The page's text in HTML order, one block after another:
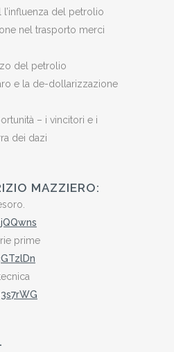
l’influenza del petrolio
nel trasporto merci
del petrolio
e la de-dollarizzazione
– i vincitori e i
dei dazi
MAZZIERO:
prime